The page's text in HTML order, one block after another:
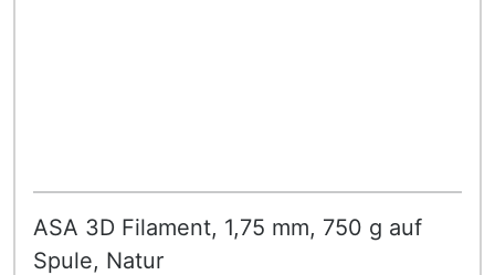
ASA 3D Filament, 1,75 mm, 750 g auf
Spule, Natur